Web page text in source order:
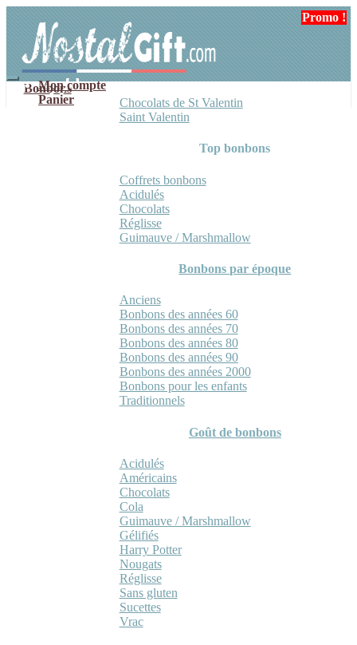
navigation
contenu
Mon compte
Panier
Bonbons
Chocolats de St Valentin
Saint Valentin
Top bonbons
Coffrets bonbons
Acidulés
Chocolats
Réglisse
Guimauve / Marshmallow
Bonbons par époque
Anciens
Bonbons des années 60
Bonbons des années 70
Bonbons des années 80
Bonbons des années 90
Bonbons des années 2000
Bonbons pour les enfants
Traditionnels
Goût de bonbons
Acidulés
Américains
Chocolats
Cola
Guimauve / Marshmallow
Gélifiés
Harry Potter
Nougats
Réglisse
Sans gluten
Sucettes
Vrac
Promo !